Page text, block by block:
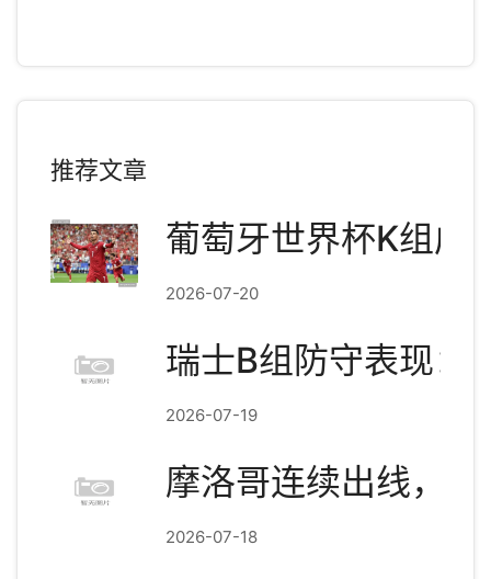
推荐文章
葡萄牙世界杯K组成
2026-07-20
瑞士B组防守表现：
2026-07-19
摩洛哥连续出线，
2026-07-18